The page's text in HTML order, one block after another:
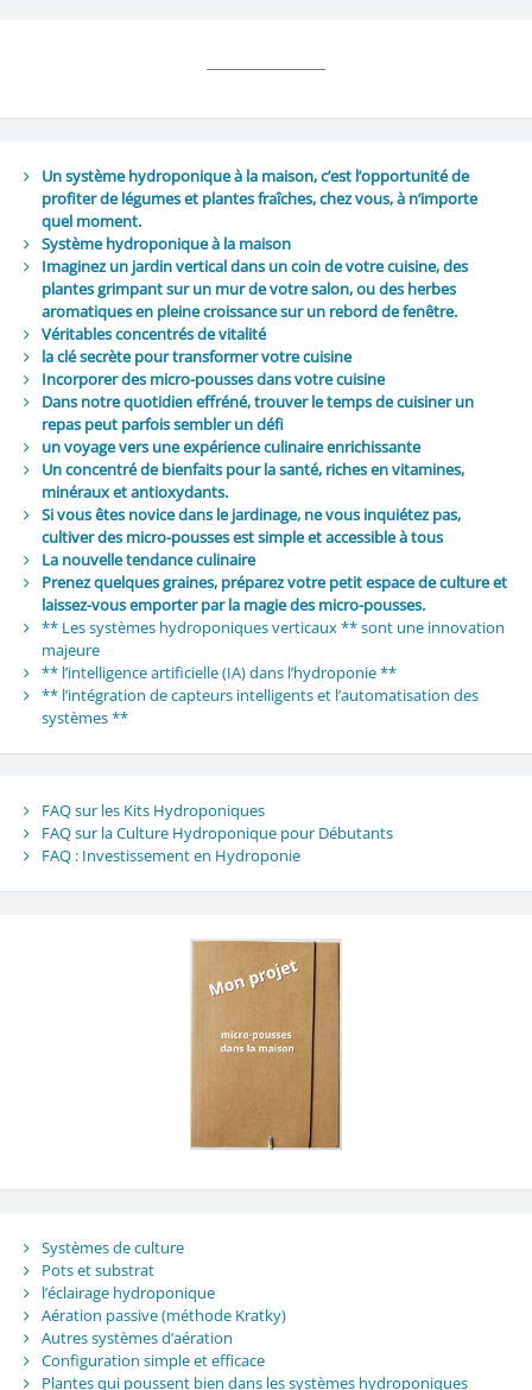
Un système hydroponique à la maison, c’est l’opportunité de
profiter de légumes et plantes fraîches, chez vous, à n’importe
quel moment.
Système hydroponique à la maison
Imaginez un jardin vertical dans un coin de votre cuisine, des
plantes grimpant sur un mur de votre salon, ou des herbes
aromatiques en pleine croissance sur un rebord de fenêtre.
Véritables concentrés de vitalité
la clé secrète pour transformer votre cuisine
Incorporer des micro-pousses dans votre cuisine
Dans notre quotidien effréné, trouver le temps de cuisiner un
repas peut parfois sembler un défi
un voyage vers une expérience culinaire enrichissante
Un concentré de bienfaits pour la santé, riches en vitamines,
minéraux et antioxydants.
Si vous êtes novice dans le jardinage, ne vous inquiétez pas,
cultiver des micro-pousses est simple et accessible à tous
La nouvelle tendance culinaire
Prenez quelques graines, préparez votre petit espace de culture et
laissez-vous emporter par la magie des micro-pousses.
** Les systèmes hydroponiques verticaux ** sont une innovation
majeure
** l’intelligence artificielle (IA) dans l’hydroponie **
** l’intégration de capteurs intelligents et l’automatisation des
systèmes **
FAQ sur les Kits Hydroponiques
FAQ sur la Culture Hydroponique pour Débutants
FAQ : Investissement en Hydroponie
Systèmes de culture
Pots et substrat
l’éclairage hydroponique
Aération passive (méthode Kratky)
Autres systèmes d’aération
Configuration simple et efficace
Plantes qui poussent bien dans les systèmes hydroponiques